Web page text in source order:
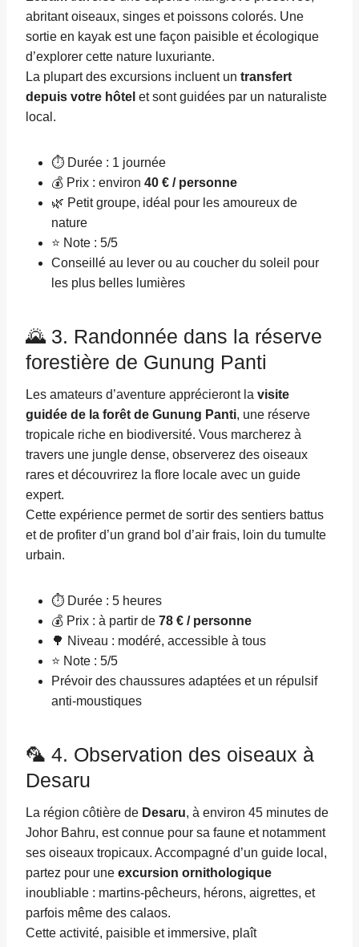
abritant oiseaux, singes et poissons colorés. Une
sortie en kayak est une façon paisible et écologique
d’explorer cette nature luxuriante.
La plupart des excursions incluent un transfert
depuis votre hôtel et sont guidées par un naturaliste
local.
⏱ Durée : 1 journée
💰 Prix : environ 40 € / personne
🌿 Petit groupe, idéal pour les amoureux de
nature
⭐ Note : 5/5
Conseillé au lever ou au coucher du soleil pour
les plus belles lumières
🌄 3. Randonnée dans la réserve
forestière de Gunung Panti
Les amateurs d’aventure apprécieront la visite
guidée de la forêt de Gunung Panti, une réserve
tropicale riche en biodiversité. Vous marcherez à
travers une jungle dense, observerez des oiseaux
rares et découvrirez la flore locale avec un guide
expert.
Cette expérience permet de sortir des sentiers battus
et de profiter d’un grand bol d’air frais, loin du tumulte
urbain.
⏱ Durée : 5 heures
💰 Prix : à partir de 78 € / personne
🌳 Niveau : modéré, accessible à tous
⭐ Note : 5/5
Prévoir des chaussures adaptées et un répulsif
anti-moustiques
🦜 4. Observation des oiseaux à
Desaru
La région côtière de Desaru, à environ 45 minutes de
Johor Bahru, est connue pour sa faune et notamment
ses oiseaux tropicaux. Accompagné d’un guide local,
partez pour une excursion ornithologique
inoubliable : martins-pêcheurs, hérons, aigrettes, et
parfois même des calaos.
Cette activité, paisible et immersive, plaît